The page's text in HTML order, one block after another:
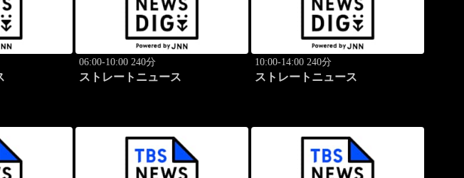
06:00-10:00 240分
ストレートニュース
10:00-14:00 240分
ストレートニュース